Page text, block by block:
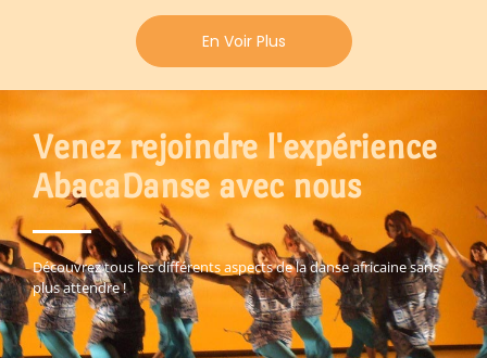
En Voir Plus
Venez rejoindre l'expérience
AbacaDanse avec nous
Découvrez tous les différents aspects de la danse africaine sans
plus attendre !